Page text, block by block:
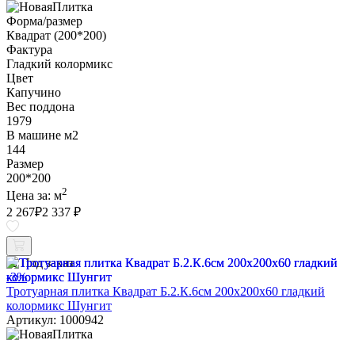
Форма/размер
Квадрат (200*200)
Фактура
Гладкий колормикс
Цвет
Капучино
Вес поддона
1979
В машине м2
144
Размер
200*200
Цена за: м2
2 267₽2 337 ₽
Под заказ
-3%
Тротуарная плитка Квадрат Б.2.К.6см 200х200х60 гладкий
колормикс Шунгит
Артикул: 1000942